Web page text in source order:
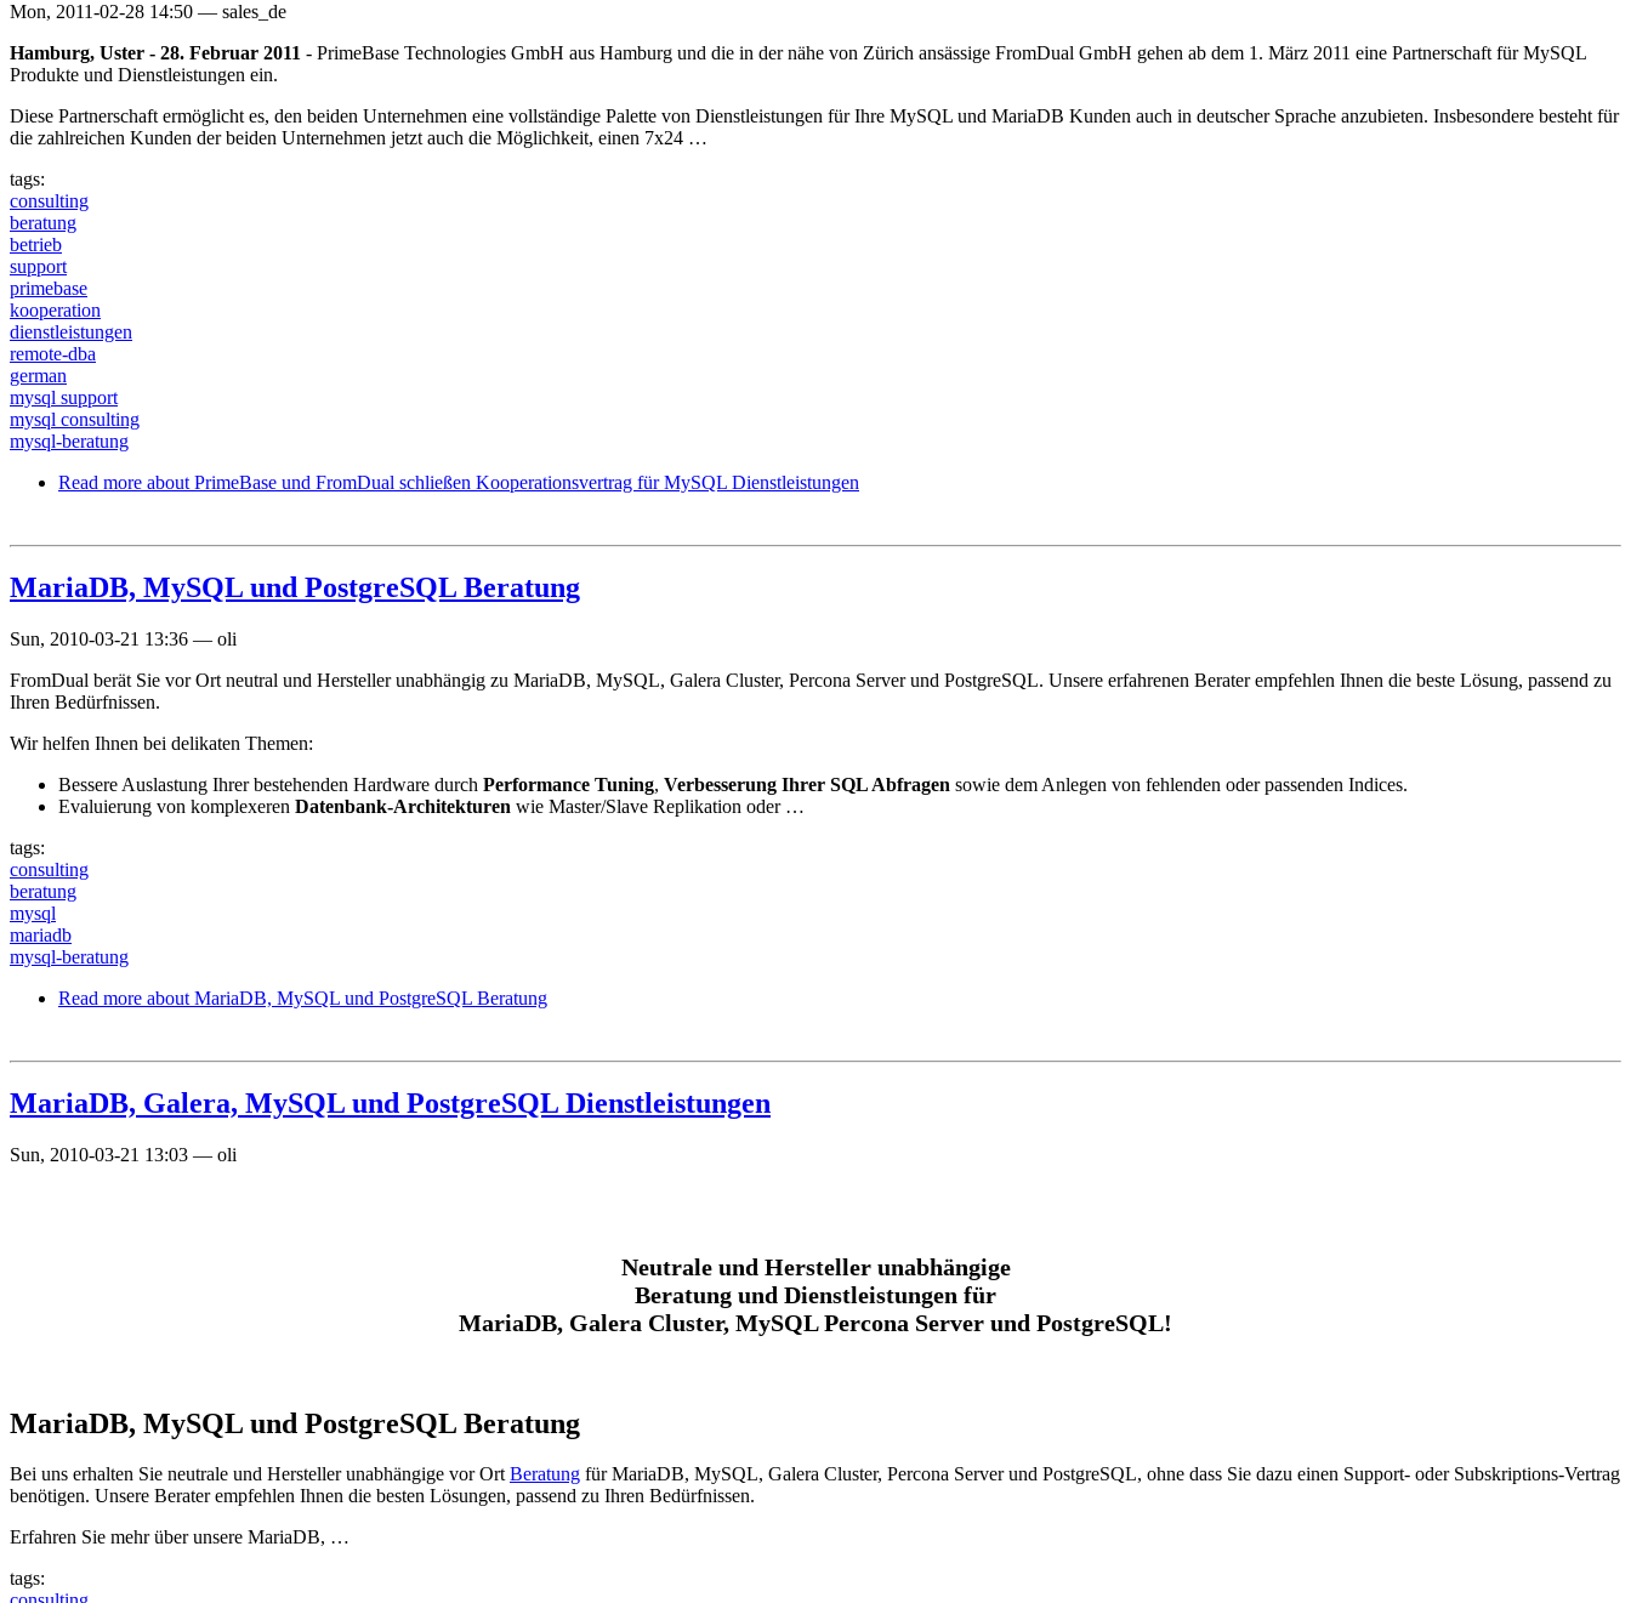
Mon, 2011-02-28 14:50 — sales_de
Hamburg, Uster - 28. Februar 2011 - PrimeBase Technologies GmbH aus Hamburg und die in der nähe von Zürich ansässige FromDual GmbH gehen ab dem 1. März 2011 eine Partnerschaft für MySQL
Produkte und Dienstleistungen ein.
Diese Partnerschaft ermöglicht es, den beiden Unternehmen eine vollständige Palette von Dienstleistungen für Ihre MySQL und MariaDB Kunden auch in deutscher Sprache anzubieten. Insbesondere besteht für
die zahlreichen Kunden der beiden Unternehmen jetzt auch die Möglichkeit, einen 7x24 …
tags:
consulting
beratung
betrieb
support
primebase
kooperation
dienstleistungen
remote-dba
german
mysql support
mysql consulting
mysql-beratung
Read more about PrimeBase und FromDual schließen Kooperationsvertrag für MySQL Dienstleistungen
MariaDB, MySQL und PostgreSQL Beratung
Sun, 2010-03-21 13:36 — oli
FromDual berät Sie vor Ort neutral und Hersteller unabhängig zu MariaDB, MySQL, Galera Cluster, Percona Server und PostgreSQL. Unsere erfahrenen Berater empfehlen Ihnen die beste Lösung, passend zu
Ihren Bedürfnissen.
Wir helfen Ihnen bei delikaten Themen:
Bessere Auslastung Ihrer bestehenden Hardware durch Performance Tuning, Verbesserung Ihrer SQL Abfragen sowie dem Anlegen von fehlenden oder passenden Indices.
Evaluierung von komplexeren Datenbank-Architekturen wie Master/Slave Replikation oder …
tags:
consulting
beratung
mysql
mariadb
mysql-beratung
Read more about MariaDB, MySQL und PostgreSQL Beratung
MariaDB, Galera, MySQL und PostgreSQL Dienstleistungen
Sun, 2010-03-21 13:03 — oli
Neutrale und Hersteller unabhängige
Beratung und Dienstleistungen für
MariaDB, Galera Cluster, MySQL Percona Server und PostgreSQL!
MariaDB, MySQL und PostgreSQL Beratung
Bei uns erhalten Sie neutrale und Hersteller unabhängige vor OrtBeratung für MariaDB, MySQL, Galera Cluster, Percona Server und PostgreSQL, ohne dass Sie dazu einen Support- oder Subskriptions-Vertrag
benötigen. Unsere Berater empfehlen Ihnen die besten Lösungen, passend zu Ihren Bedürfnissen.
Erfahren Sie mehr über unsere MariaDB, …
tags: